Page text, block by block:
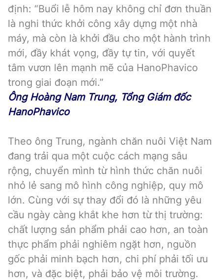
định: “Buổi lễ hôm nay không chỉ đơn thuần
là nghi thức khởi công xây dựng một nhà
máy, mà còn là khởi đầu cho một hành trình
mới, đầy khát vọng, đầy tự tin, với quyết
tâm vươn lên mạnh mẽ của HanoPhavico
trong giai đoạn mới.”
Ông Hoàng Nam Trung, Tổng Giám đốc
HanoPhavico
Theo ông Trung, ngành chăn nuôi Việt Nam
đang trải qua một cuộc cách mạng sâu
rộng, chuyển mình từ hình thức chăn nuôi
nhỏ lẻ sang mô hình công nghiệp, quy mô
lớn. Cùng với sự thay đổi đó là những yêu
cầu ngày càng khắt khe hơn từ thị trường:
chất lượng sản phẩm phải cao hơn, an toàn
thực phẩm phải nghiêm ngặt hơn, nguồn
gốc phải minh bạch hơn, chi phí phải tối ưu
hơn, và đặc biệt, phải bảo vệ môi trường.